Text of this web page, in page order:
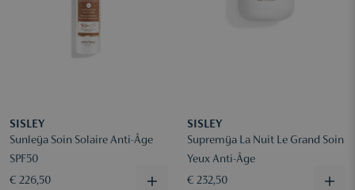
SISLEY
Sunleÿa Soin Solaire Anti-Âge
SPF50
€ 226,50
SISLEY
Supremÿa La Nuit Le Grand Soin
Yeux Anti-Âge
€ 232,50